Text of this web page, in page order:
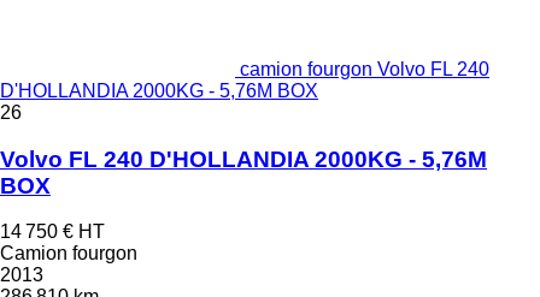
camion fourgon Volvo FL 240
D'HOLLANDIA 2000KG - 5,76M BOX
26
Volvo FL 240 D'HOLLANDIA 2000KG - 5,76M
BOX
14 750 € HT
Camion fourgon
2013